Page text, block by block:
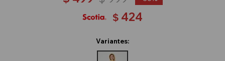
$ 424
Variantes: